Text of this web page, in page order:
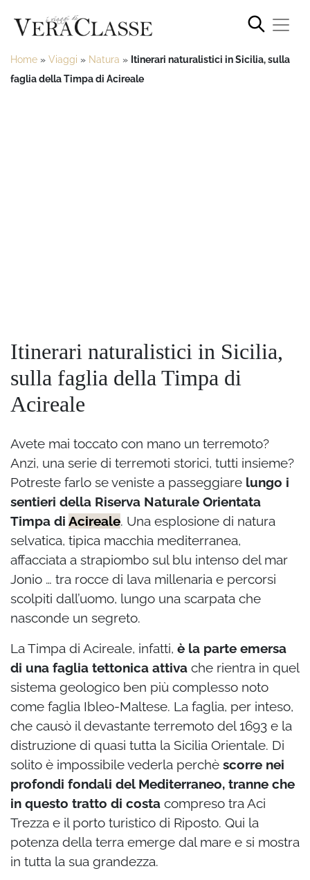
Home » Viaggi » Natura » Itinerari naturalistici in Sicilia, sulla
faglia della Timpa di Acireale
Itinerari naturalistici in Sicilia,
sulla faglia della Timpa di
Acireale
Avete mai toccato con mano un terremoto?
Anzi, una serie di terremoti storici, tutti insieme?
Potreste farlo se veniste a passeggiare lungo i
sentieri della Riserva Naturale Orientata
Timpa di Acireale. Una esplosione di natura
selvatica, tipica macchia mediterranea,
affacciata a strapiombo sul blu intenso del mar
Jonio … tra rocce di lava millenaria e percorsi
scolpiti dall’uomo, lungo una scarpata che
nasconde un segreto.
La Timpa di Acireale, infatti, è la parte emersa
di una faglia tettonica attiva che rientra in quel
sistema geologico ben più complesso noto
come faglia Ibleo-Maltese. La faglia, per inteso,
che causò il devastante terremoto del 1693 e la
distruzione di quasi tutta la Sicilia Orientale. Di
solito è impossibile vederla perchè scorre nei
profondi fondali del Mediterraneo, tranne che
in questo tratto di costa compreso tra Aci
Trezza e il porto turistico di Riposto. Qui la
potenza della terra emerge dal mare e si mostra
in tutta la sua grandezza.